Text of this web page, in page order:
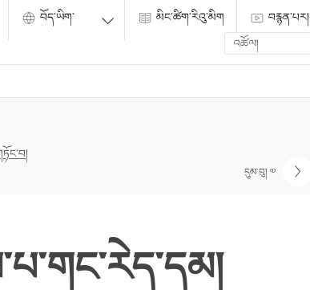
མིང་ཚིག་རིའུ་མིག བརྙན་པར།
Enter
search
term
དུམ་བུ། ༧